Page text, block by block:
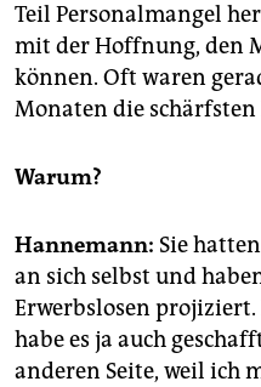
Teil Personalmangel
mit der Hoffnung, den
können. Oft waren
Monaten die schärfsten
Warum?
Hannemann: Sie
an sich selbst und
Erwerbslosen projiziert.
habe es ja auch
anderen Seite, weil ich